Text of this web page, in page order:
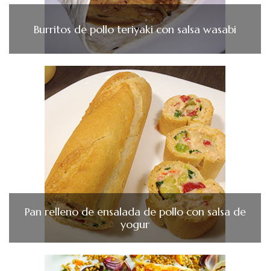
Burritos de pollo teriyaki con salsa wasabi
Pan relleno de ensalada de pollo con salsa de
yogur